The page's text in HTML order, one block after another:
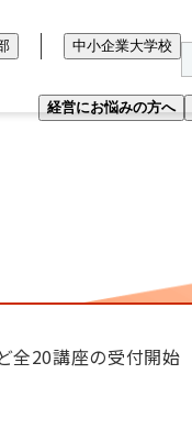
経営にお悩みの方へ
中小企業大学校
全20講座の受付開始